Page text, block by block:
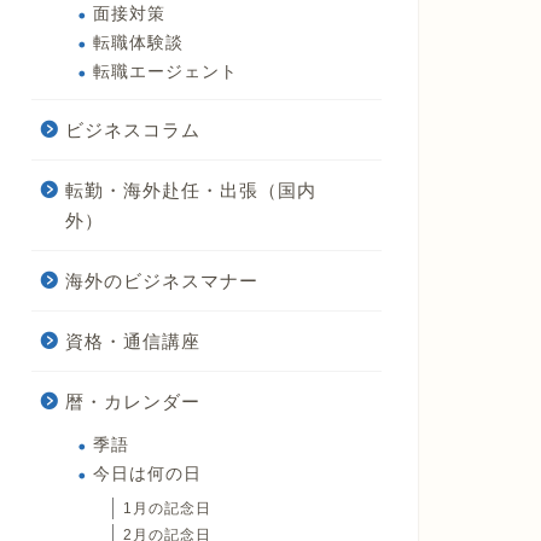
面接対策
転職体験談
転職エージェント
ビジネスコラム
転勤・海外赴任・出張（国内
外）
海外のビジネスマナー
資格・通信講座
暦・カレンダー
季語
今日は何の日
1月の記念日
2月の記念日